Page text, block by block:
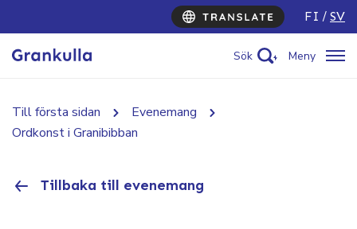
FI SV
Sök Meny
Till första sidan
Evenemang
Ordkonst i Granibibban
Tillbaka till evenemang